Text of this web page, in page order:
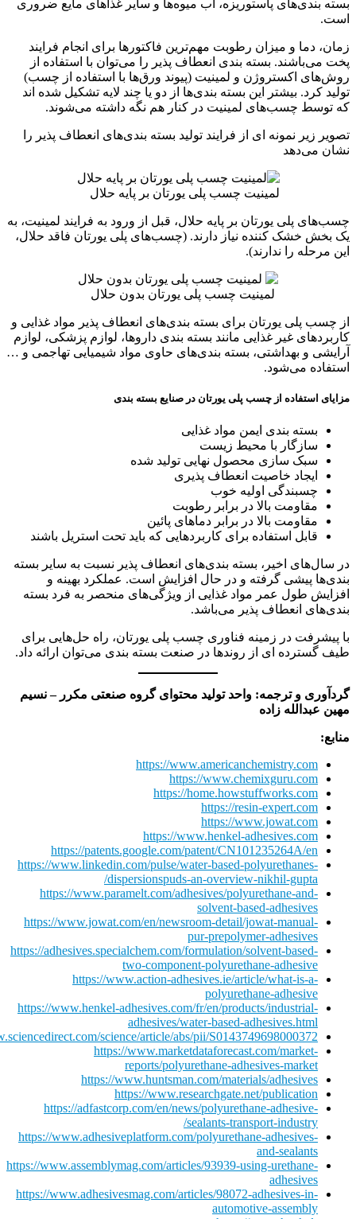
بسته بندی‌های پاستوریزه، آب میوه‌ها و سایر غذاهای مایع ضروری
است.
زمان، دما و میزان رطوبت مهم‌ترین فاکتورها برای انجام فرایند
پخت می‌باشند. بسته بندی انعطاف پذیر را می‌توان با استفاده از
روش‌های اکستروژن و لمینیت (پیوند ورق‌ها با استفاده از چسب)
تولید کرد. بیشتر این بسته بندی‌ها از دو یا چند لایه تشکیل شده اند
که توسط چسب‌های لمینیت در کنار هم نگه داشته می‌شوند.
تصویر زیر نمونه ای از فرایند تولید بسته بندی‌های انعطاف پذیر را
نشان می‌دهد
لمینیت چسب پلی یورتان بر پایه حلال
چسب‌های پلی یورتان بر پایه حلال، قبل از ورود به فرایند لمینیت، به
یک بخش خشک کننده نیاز دارند. (چسب‌های پلی یورتان فاقد حلال،
این مرحله را ندارند).
لمینیت چسب پلی یورتان بدون حلال
از چسب پلی یورتان برای بسته بندی‌های انعطاف پذیر مواد غذایی و
کاربردهای غیر غذایی مانند بسته بندی داروها، لوازم پزشکی، لوازم
آرایشی و بهداشتی، بسته بندی‌های حاوی مواد شیمیایی تهاجمی و …
استفاده می‌شود.
مزایای استفاده از چسب پلی یورتان در صنایع بسته بندی
بسته بندی ایمن مواد غذایی
سازگار با محیط زیست
سبک سازی محصول نهایی تولید شده
ایجاد خاصیت انعطاف پذیری
چسبندگی اولیه خوب
مقاومت بالا در برابر رطوبت
مقاومت بالا در برابر دماهای پائین
قابل استفاده برای کاربردهایی که باید تحت استریل باشند
در سال‌های اخیر، بسته بندی‌های انعطاف پذیر نسبت به سایر بسته
بندی‌ها پیشی گرفته و در حال افزایش است. عملکرد بهینه و
افزایش طول عمر مواد غذایی از ویژگی‌های منحصر به فرد بسته
بندی‌های انعطاف پذیر می‌باشد.
با پیشرفت در زمینه فناوری چسب پلی یورتان، راه حل‌هایی برای
طیف گسترده ای از روندها در صنعت بسته بندی می‌توان ارائه داد.
گردآوری و ترجمه: واحد تولید محتوای گروه صنعتی مکرر – نسیم
مهین عبدالله زاده
منابع:
https://www.americanchemistry.com
https://www.chemixguru.com
https://home.howstuffworks.com
https://resin-expert.com
https://www.jowat.com
https://www.henkel-adhesives.com
https://patents.google.com/patent/CN101235264A/en
https://www.linkedin.com/pulse/water-based-polyurethanes-
dispersionspuds-an-overview-nikhil-gupta/
https://www.paramelt.com/adhesives/polyurethane-and-
solvent-based-adhesives
https://www.jowat.com/en/newsroom-detail/jowat-manual-
pur-prepolymer-adhesives
https://adhesives.specialchem.com/formulation/solvent-based-
two-component-polyurethane-adhesive
https://www.action-adhesives.ie/article/what-is-a-
polyurethane-adhesive
https://www.henkel-adhesives.com/fr/en/products/industrial-
adhesives/water-based-adhesives.html
science/article/abs/pii/S0143749698000372
https://www.marketdataforecast.com/market-
reports/polyurethane-adhesives-market
https://www.huntsman.com/materials/adhesives
https://www.researchgate.net/publication
https://adfastcorp.com/en/news/polyurethane-adhesive-
sealants-transport-industry/
https://www.adhesiveplatform.com/polyurethane-adhesives-
and-sealants
https://www.assemblymag.com/articles/93939-using-urethane-
adhesives
https://www.adhesivesmag.com/articles/98072-adhesives-in-
automotive-assembly